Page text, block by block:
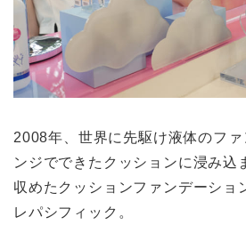
2008年、世界に先駆け液体のフ
ンジでできたクッションに浸み込
収めたクッションファンデーショ
レパシフィック。